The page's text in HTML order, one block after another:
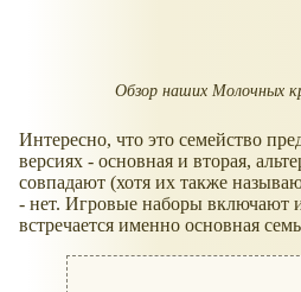
Обзор наших Молочных
Интересно, что это семейство
версиях - основная и вторая,
совпадают (хотя их также
- нет. Игровые наборы включают
встречается именно основная